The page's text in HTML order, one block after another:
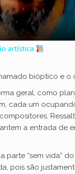
artística
bióptico e o
geral, como
cada um
a entrada de
“sem vida”
pois são